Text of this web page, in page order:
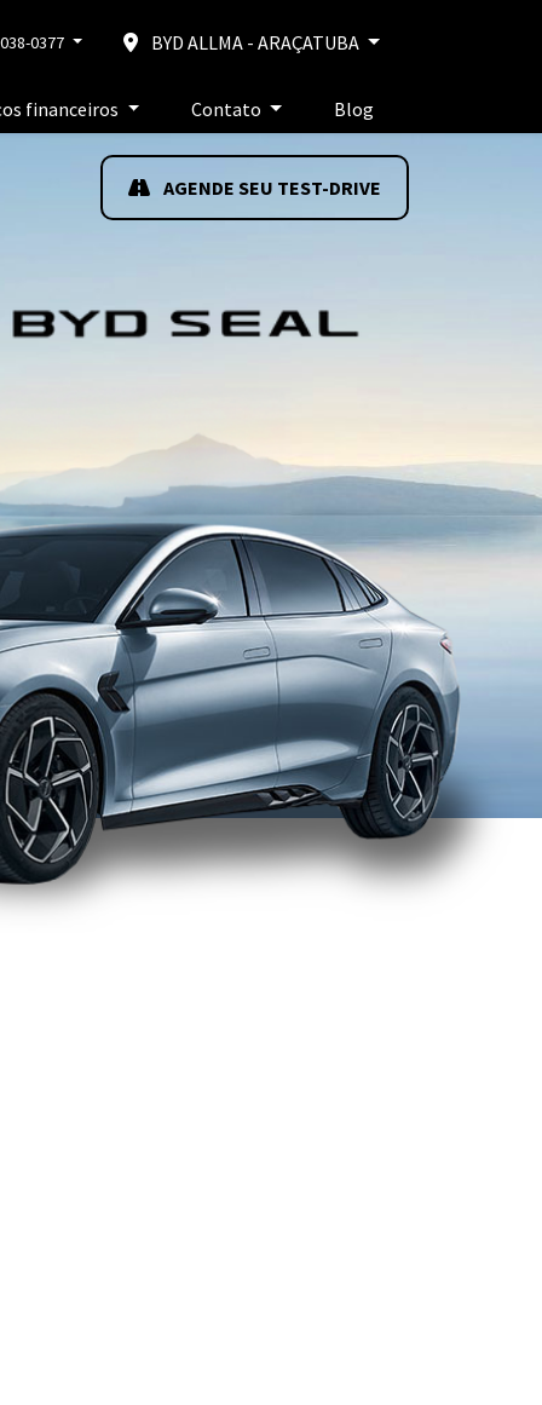
0377 BYD ALLMA - ARAÇATUBA
financeiros Contato Blog
AGENDE SEU TEST-DRIVE